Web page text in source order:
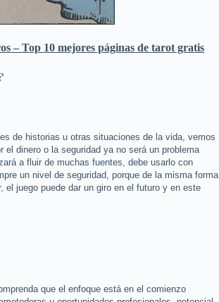
– Top 10 mejores páginas de tarot gratis
de historias u otras situaciones de la vida, vemos
el dinero o la seguridad ya no será un problema
a fluir de muchas fuentes, debe usarlo con
un nivel de seguridad, porque de la misma forma
el juego puede dar un giro en el futuro y en este
que el enfoque está en el comienzo